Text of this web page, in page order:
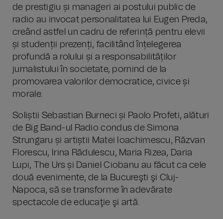
de prestigiu și manageri ai postului public de
radio au invocat personalitatea lui Eugen Preda,
creând astfel un cadru de referință pentru elevii
și studenții prezenți, facilitând înțelegerea
profundă a rolului și a responsabilităților
jurnalistului în societate, pornind de la
promovarea valorilor democratice, civice și
morale.
Soliștii Sebastian Burneci și Paolo Profeti, alături
de Big Band-ul Radio condus de Simona
Strungaru și artiștii Matei Ioachimescu, Răzvan
Florescu, Irina Rădulescu, Maria Rizea, Daria
Lupi, The Urs și Daniel Ciobanu au făcut ca cele
două evenimente, de la Bucureşti şi Cluj-
Napoca, să se transforme în adevărate
spectacole de educaţie şi artă.